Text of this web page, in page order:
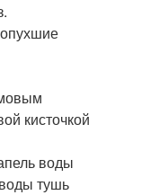
кисточкой
воды
тушь